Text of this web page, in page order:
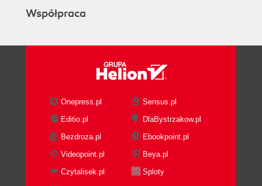
Współpraca
Onepress.pl
Sensus.pl
Editio.pl
DlaBystrzakow.pl
Bezdroza.pl
Ebookpoint.pl
Videopoint.pl
Beya.pl
Czytalisek.pl
Sploty